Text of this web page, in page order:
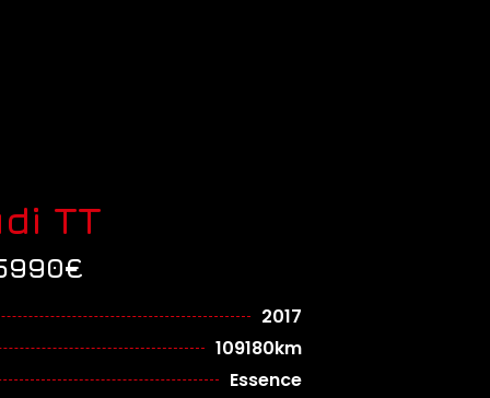
TT
2017
109180km
Essence